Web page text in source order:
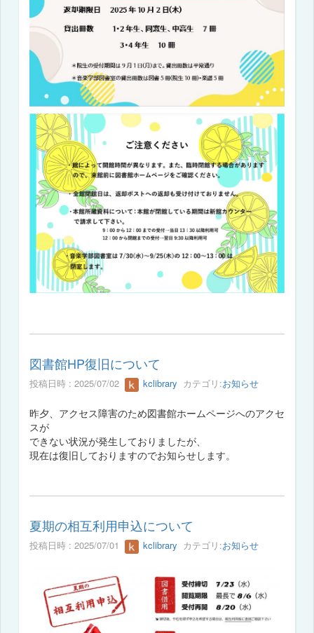
図書館HP復旧について
投稿日時 : 2025/07/02 kclibrary カテゴリ:お知らせ
昨夕、アクセス障害のため図書館ホームページへのアクセ
スが
できない状況が発生しておりましたが、
現在は復旧しておりますのでお知らせします。
夏期の相互利用申込について
投稿日時 : 2025/07/01 kclibrary カテゴリ:お知らせ